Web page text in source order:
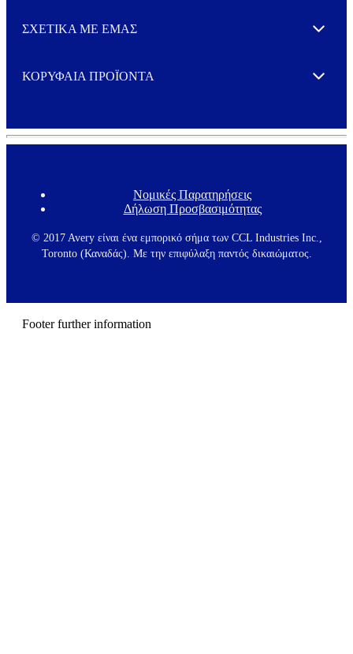
ΣΧΕΤΙΚΑ ΜΕ ΕΜΑΣ Expand
ΚΟΡΥΦΑΙΑ ΠΡΟΪΟΝΤΑ Expand
F
o
t
e
Νομικές Παρατηρήσεις
Δήλωση Προσβασιμότητας
© 2017 Avery είναι ένα εμπορικό σήμα των CCL Industries Inc.,
Toronto (Καναδάς). Με την επιφύλαξη παντός δικαιώματος.
Footer further information